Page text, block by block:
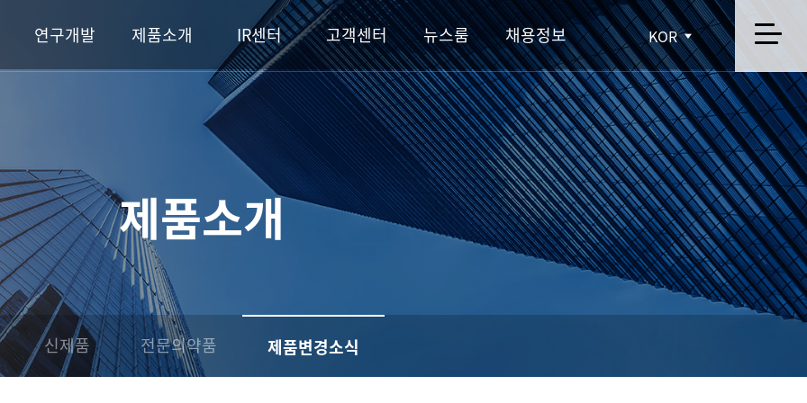
연구개발 제품소개 IR센터 고객센터 뉴스룸 채용정보 KOR
제품소개
신제품 전문의약품 제품변경소식